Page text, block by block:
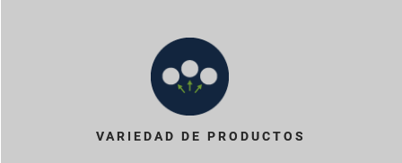
VARIEDAD DE PRODUCTOS